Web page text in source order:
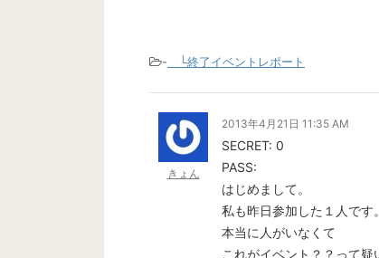
- └終了イベントレポート
きょん
2013年4月21日 11:35 AM
SECRET: 0
PASS:
はじめまして。
私も昨日参加した１人です。
本当に人がいなくて
これがイベント？？って